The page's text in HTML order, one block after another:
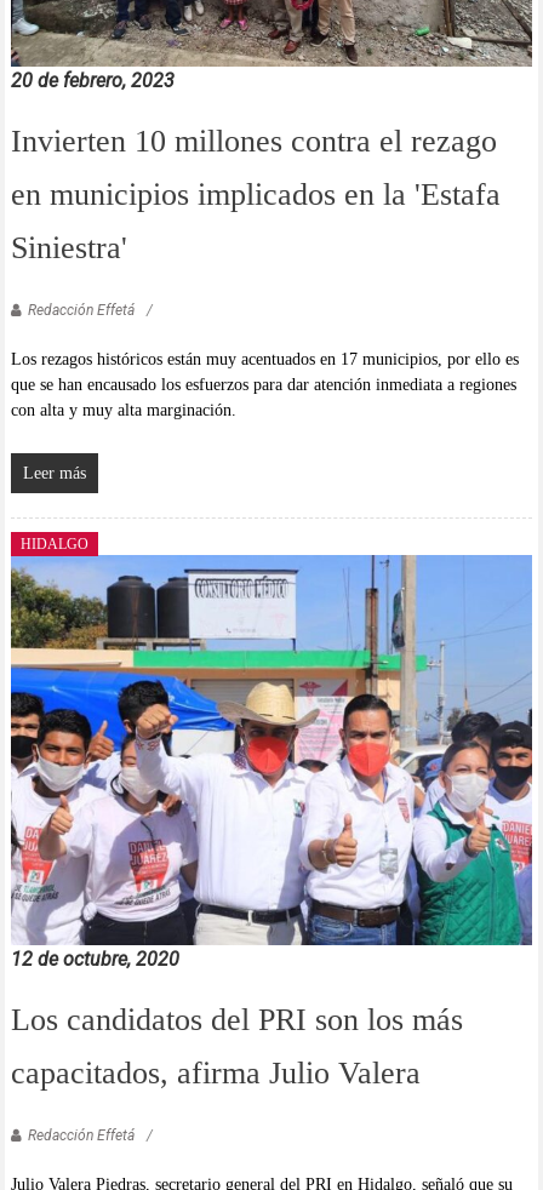
20 de febrero, 2023
Invierten 10 millones contra el rezago
en municipios implicados en la 'Estafa
Siniestra'
Redacción Effetá
Los rezagos históricos están muy acentuados en 17 municipios, por ello es
que se han encausado los esfuerzos para dar atención inmediata a regiones
con alta y muy alta marginación.
Leer más
HIDALGO
12 de octubre, 2020
Los candidatos del PRI son los más
capacitados, afirma Julio Valera
Redacción Effetá
Julio Valera Piedras, secretario general del PRI en Hidalgo, señaló que su